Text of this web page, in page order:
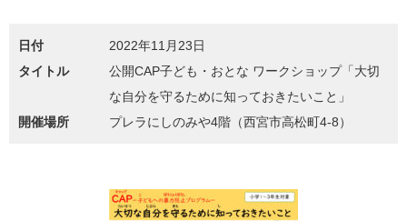
日付
2022年11月23日
タイトル
公開CAP子ども・おとな ワークショップ「大切
な自分を守るために知っておきたいこと」
開催場所
プレラにしのみや4階（西宮市高松町4-8）